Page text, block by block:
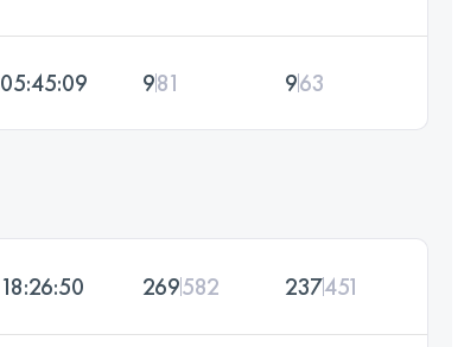
05:45:09 981 963
18:26:50 269582 237451